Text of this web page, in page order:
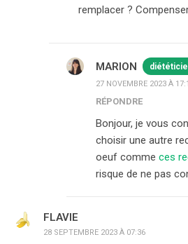
remplacer ?
MARION
27 NOVEMBRE 2023 À
RÉPONDRE
Bonjour, je vous
choisir une autre
oeuf comme ces
risque de ne pas
FLAVIE
28 SEPTEMBRE 2023 À 07:36